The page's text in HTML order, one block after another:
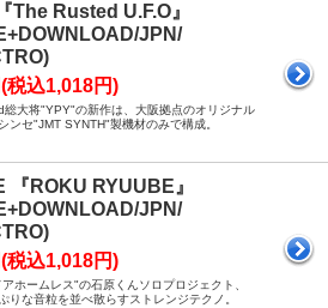
The Rusted U.F.O』
JPN/
税込1,018円)
総大将"YPY"の新作は、大阪拠点のオリジナル
ンセ"JMT SYNTH"製機材のみで構成。
『ROKU RYUUBE』
JPN/
税込1,018円)
ホームレス"の石原くんソロプロジェクト、
りな音粒を並べ散らすストレンジテクノ。